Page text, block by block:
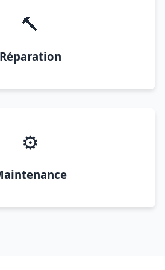
🔨
Réparation
⚙️